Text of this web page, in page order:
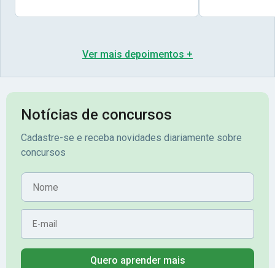
preparação completa, e o resultado
abriu o concurso para o Banco da sua
cidade, o Banrisul. Se tornou
assinante premium e em seguida
mérito no concurso do
Banrisul.Charles Kelvin Friske -
sua vida e
obstáculos
Pimenta -
Ver mais depoimentos +
Notícias de concursos
Cadastre-se e receba novidades diariamente sobre
concursos
Nome
E-mail
Quero aprender mais